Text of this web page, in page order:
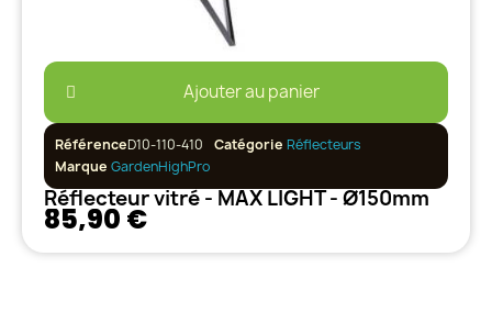
Ajouter au panier
RéférenceD10-110-410 Catégorie Réflecteurs
Marque GardenHighPro
Réflecteur vitré - MAX LIGHT - Ø150mm
85,90 €